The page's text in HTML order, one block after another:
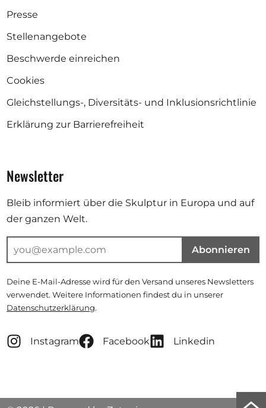
Presse
Stellenangebote
Beschwerde einreichen
Cookies
Gleichstellungs-, Diversitäts- und Inklusionsrichtlinie
Erklärung zur Barrierefreiheit
Newsletter
Bleib informiert über die Skulptur in Europa und auf
der ganzen Welt.
Abonnieren
Deine E-Mail-Adresse wird für den Versand unseres Newsletters
verwendet. Weitere Informationen findest du in unserer
Datenschutzerklärung.
Instagram Facebook Linkedin